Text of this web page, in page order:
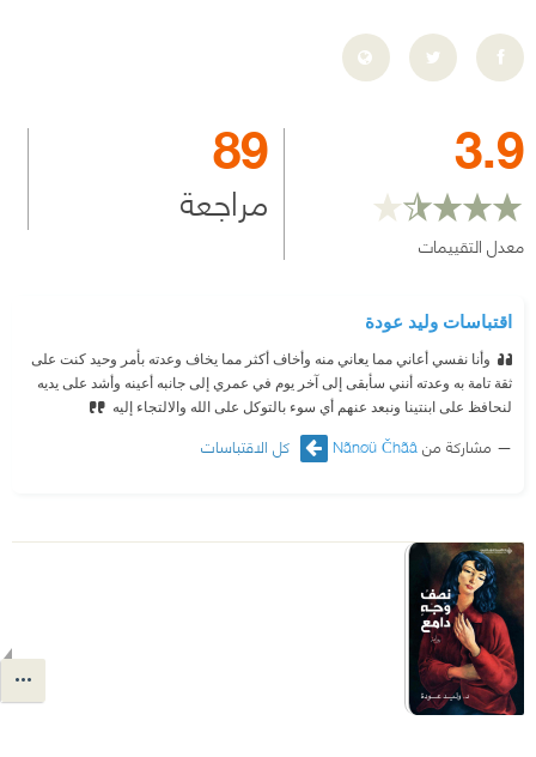
3.9
معدل التقييمات
89
مراجعة
اقتباسات وليد عودة
وأنا نفسي أعاني مما يعاني منه وأخاف أكثر مما يخاف وعدته بأمر وحيد كنت على
ثقة تامة به وعدته أنني سأبقى إلى آخر يوم في عمري إلى جانبه أعينه وأشد على يديه
لنحافظ على ابنتينا ونبعد عنهم أي سوء بالتوكل على الله والالتجاء إليه
مشاركة منNãnøü Čhãâ كل الاقتباسات